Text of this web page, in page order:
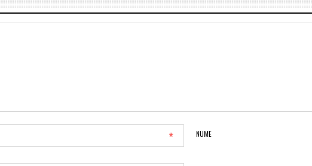
NUME
*